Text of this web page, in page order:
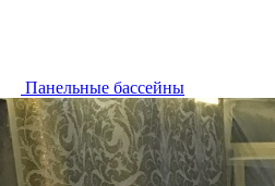
Панельные бассейны